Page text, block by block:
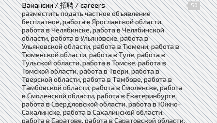
Вакансии / 招聘 / careers
50
разместить подать частное объявление
бесплатное, работа в Ярославской области,
работа в Челябинске, работа в Челябинской
области, работа в Ульяновске, работа в
Ульяновской области, работа в Тюмени, работа в
Тюменской области, работа в Туле, работа в
Тульской области, работа в Томске, работа в
Томской области, работа в Твери, работа в
Тверской области, работа в Тамбове, работа в
Тамбовской области, работа в Смоленске, работа
в Смоленской области, работа в Екатеринбурге,
работа в Свердловской области, работа в Южно-
Сахалинске, работа в Сахалинской области,
работа в Саратове, работа в Саратовской области,